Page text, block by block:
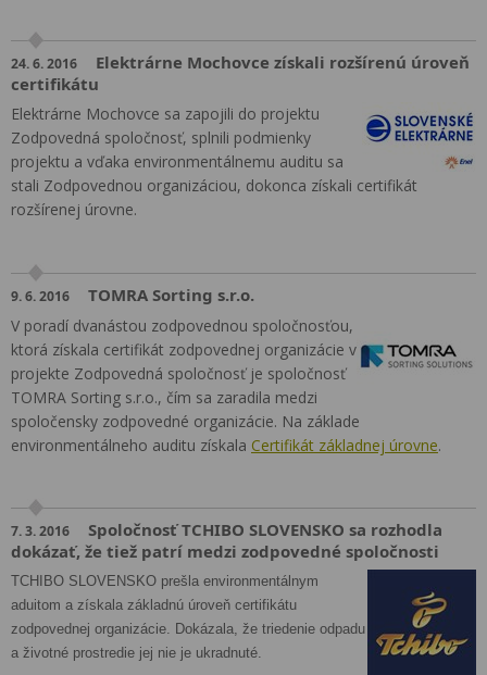
24. 6. 2016
Elektrárne Mochovce získali rozšírenú úroveň
certifikátu
Elektrárne Mochovce sa zapojili do projektu
Zodpovedná spoločnosť, splnili podmienky
projektu a vďaka environmentálnemu auditu sa
stali Zodpovednou organizáciou, dokonca získali certifikát
rozšírenej úrovne.
9. 6. 2016 TOMRA Sorting s.r.o.
V poradí dvanástou zodpovednou spoločnosťou,
ktorá získala certifikát zodpovednej organizácie v
projekte Zodpovedná spoločnosť je spoločnosť
TOMRA Sorting s.r.o., čím sa zaradila medzi
spoločensky zodpovedné organizácie. Na základe
environmentálneho auditu získala Certifikát základnej úrovne.
7. 3. 2016
Spoločnosť TCHIBO SLOVENSKO sa rozhodla
dokázať, že tiež patrí medzi zodpovedné spoločnosti
TCHIBO SLOVENSKO prešla environmentálnym
aduitom a získala základnú úroveň certifikátu
zodpovednej organizácie. Dokázala, že triedenie odpadu
a životné prostredie jej nie je ukradnuté.